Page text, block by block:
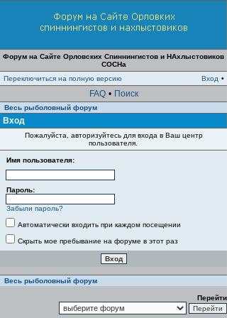
Форум на Сайте Орловских Спиннингистов и НАхлыстовиков
СОСНа
Переключиться на полную версию
Вход •
FAQ • Поиск
Весь рыболовный форум
Вход
Пожалуйста, авторизуйтесь для входа в Ваш центр
пользователя.
Имя пользователя:
Пароль:
Забыли пароль?
Автоматически входить при каждом посещении
Скрыть мое пребывание на форуме в этот раз
Весь рыболовный форум
Перейти